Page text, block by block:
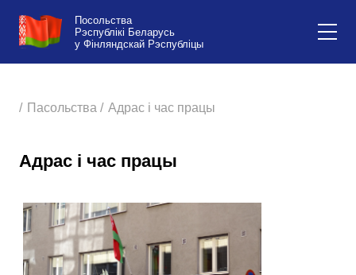
Посольства
Рэспублікі Беларусь
у Фінляндскай Рэспубліцы
/ Пасольства / Адрас і час працы
Адрас і час працы